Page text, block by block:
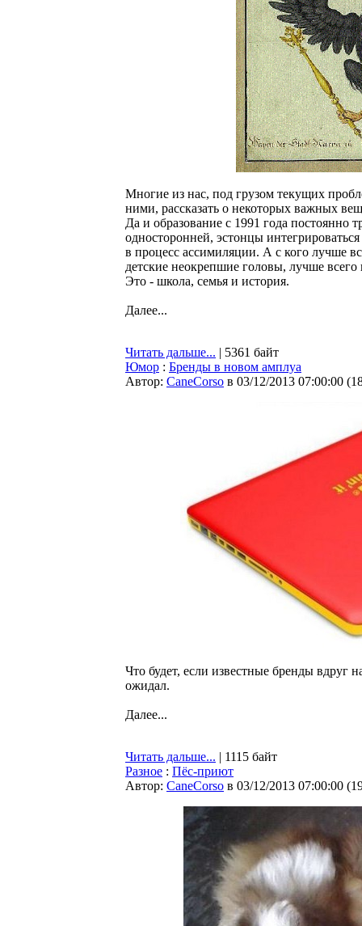
Многие из нас, под грузом текущих
ними, рассказать о некоторых важных
Да и образование с 1991 года постоянно
односторонней, эстонцы
в процесс ассимиляции. А с кого лучше
детские неокрепшие головы, лучше
Это - школа, семья и история.
Далее...
Читать дальше... | 5361 байт
Юмор : Бренды в новом амплуа
Автор: CaneCorso в 03/12/2013 07:00:00 (
Что будет, если известные бренды вдруг
ожидал.
Далее...
Читать дальше... | 1115 байт
Разное : Пёс-приют
Автор: CaneCorso в 03/12/2013 07:00:00 (